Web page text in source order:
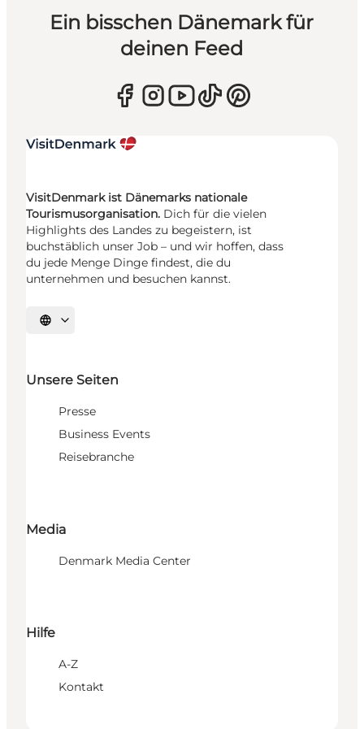
Ein bisschen Dänemark für
deinen Feed
VisitDenmark ist Dänemarks nationale
Tourismusorganisation. Dich für die vielen
Highlights des Landes zu begeistern, ist
buchstäblich unser Job – und wir hoffen, dass
du jede Menge Dinge findest, die du
unternehmen und besuchen kannst.
Sprache auswählen
Unsere Seiten
Presse
Business Events
Reisebranche
Media
Denmark Media Center
Hilfe
A-Z
Kontakt